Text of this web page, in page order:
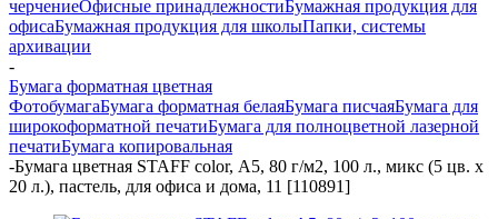
черчениеОфисные принадлежностиБумажная продукция для
офисаБумажная продукция для школыПапки, системы
архивации
-
Бумага форматная цветная
ФотобумагаБумага форматная белаяБумага писчаяБумага для
широкоформатной печатиБумага для полноцветной лазерной
печатиБумага копировальная
-Бумага цветная STAFF color, А5, 80 г/м2, 100 л., микс (5 цв. х
20 л.), пастель, для офиса и дома, 11 [110891]